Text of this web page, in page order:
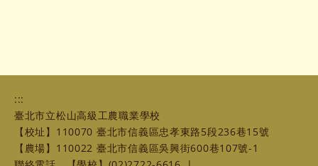
:::
臺北市立松山高級工農職業學校
【校址】110070 臺北市信義區忠孝東路5段236巷15號
【農場】110022 臺北市信義區吳興街600巷107號-1